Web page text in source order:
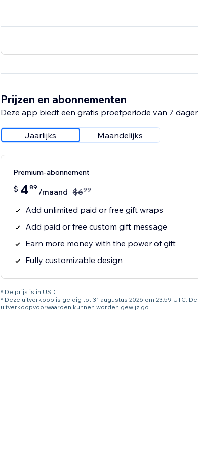
Prijzen en abonnementen
Deze app biedt een gratis proefperiode van 7
Jaarlijks Maandelijks
Premium-abonnement
$ 4 89 /maand $699
Add unlimited paid or free gift wraps
Add paid or free custom gift message
Earn more money with the power of gift
Fully customizable design
* De prijs is in USD.
* Deze uitverkoop is geldig tot 31 augustus 2026 om 23:59 UTC.
uitverkoopvoorwaarden kunnen worden gewijzigd.